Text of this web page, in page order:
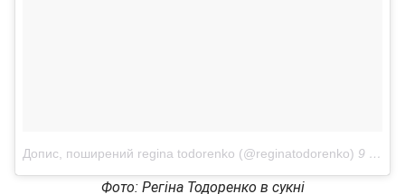
Допис, поширений regina todorenko (@reginatodorenko) 9 Чер 2018 р. о 2:48 PDT
Фото: Регіна Тодоренко в сукні